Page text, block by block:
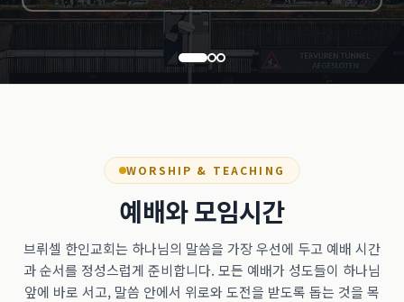
WORSHIP & TEACHING
예배와 모임시간
브뤼셀 한인교회는 하나님의 말씀을 가장 우선에 두고 예배 시간
과 순서를 정성스럽게 준비합니다. 모든 예배가 성도들이 하나님
앞에 바로 서고, 말씀 안에서 위로와 도전을 받도록 돕는 것을 목